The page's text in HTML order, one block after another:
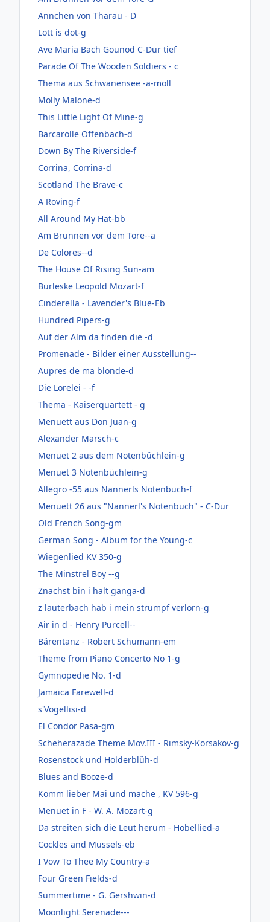
Ännchen von Tharau - D
Lott is dot-g
Ave Maria Bach Gounod C-Dur tief
Parade Of The Wooden Soldiers - c
Thema aus Schwanensee -a-moll
Molly Malone-d
This Little Light Of Mine-g
Barcarolle Offenbach-d
Down By The Riverside-f
Corrina, Corrina-d
Scotland The Brave-c
A Roving-f
All Around My Hat-bb
Am Brunnen vor dem Tore--a
De Colores--d
The House Of Rising Sun-am
Burleske Leopold Mozart-f
Cinderella - Lavender's Blue-Eb
Hundred Pipers-g
Auf der Alm da finden die -d
Promenade - Bilder einer Ausstellung--
Aupres de ma blonde-d
Die Lorelei - -f
Thema - Kaiserquartett - g
Menuett aus Don Juan-g
Alexander Marsch-c
Menuet 2 aus dem Notenbüchlein-g
Menuet 3 Notenbüchlein-g
Allegro -55 aus Nannerls Notenbuch-f
Menuett 26 aus "Nannerl's Notenbuch" - C-Dur
Old French Song-gm
German Song - Album for the Young-c
Wiegenlied KV 350-g
The Minstrel Boy --g
Znachst bin i halt ganga-d
z lauterbach hab i mein strumpf verlorn-g
Air in d - Henry Purcell--
Bärentanz - Robert Schumann-em
Theme from Piano Concerto No 1-g
Gymnopedie No. 1-d
Jamaica Farewell-d
s'Vogellisi-d
El Condor Pasa-gm
Scheherazade Theme Mov.III - Rimsky-Korsakov-g
Rosenstock und Holderblüh-d
Blues and Booze-d
Komm lieber Mai und mache , KV 596-g
Menuet in F - W. A. Mozart-g
Da streiten sich die Leut herum - Hobellied-a
Cockles and Mussels-eb
I Vow To Thee My Country-a
Four Green Fields-d
Summertime - G. Gershwin-d
Moonlight Serenade---